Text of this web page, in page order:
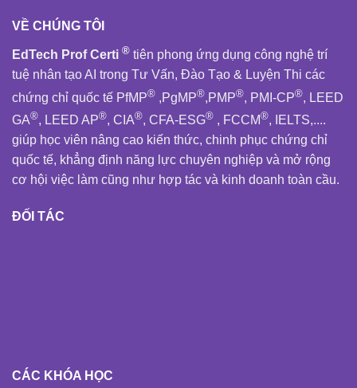
VỀ CHÚNG TÔI
EdTech Prof Certi ® tiên phong ứng dụng công nghệ trí
tuệ nhân tạo AI trong Tư Vấn, Đào Tạo & Luyện Thi các
chứng chỉ quốc tế PfMP® ,PgMP®,PMP®, PMI-CP®, LEED
GA®, LEED AP®, CIA®, CFA-ESG® , FCCM®, IELTS,....
giúp học viên nâng cao kiến thức, chinh phục chứng chỉ
quốc tế, khẳng định năng lực chuyên nghiệp và mở rộng
cơ hội việc làm cũng như hợp tác và kinh doanh toàn cầu.
ĐỐI TÁC
CÁC KHÓA HỌC